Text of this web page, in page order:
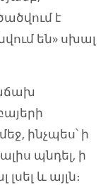
է
են» սխալ
ինչպես՝ ի
պնդել, ի
և այլն։